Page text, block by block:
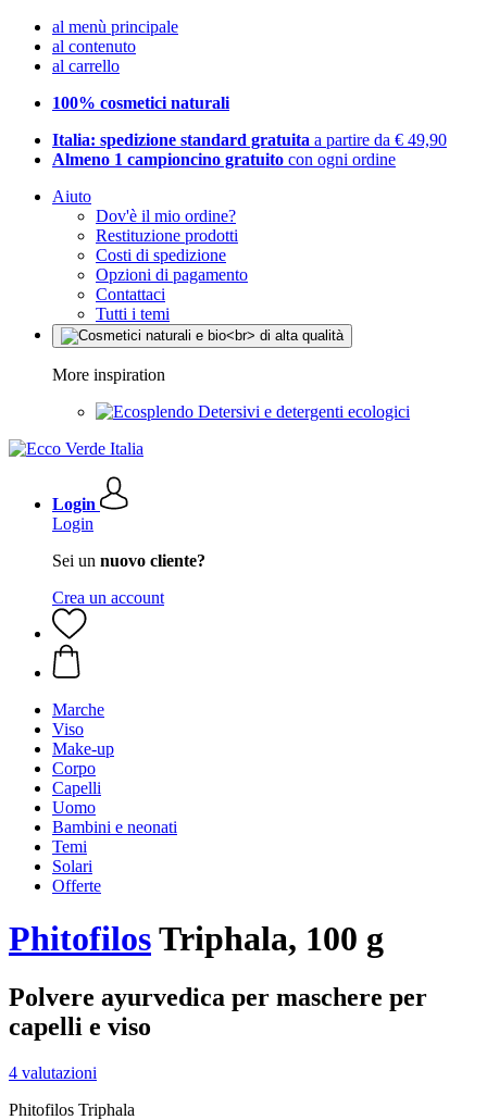
al menù principale
al contenuto
al carrello
100% cosmetici naturali
Italia: spedizione standard gratuita a partire da € 49,90
Almeno 1 campioncino gratuito con ogni ordine
Aiuto
Dov'è il mio ordine?
Restituzione prodotti
Costi di spedizione
Opzioni di pagamento
Contattaci
Tutti i temi
More inspiration
Detersivi e detergenti ecologici
Login
Login
Sei un nuovo cliente?
Crea un account
Marche
Viso
Make-up
Corpo
Capelli
Uomo
Bambini e neonati
Temi
Solari
Offerte
PhitofilosTriphala, 100 g
Polvere ayurvedica per maschere per
capelli e viso
4 valutazioni
Phitofilos Triphala